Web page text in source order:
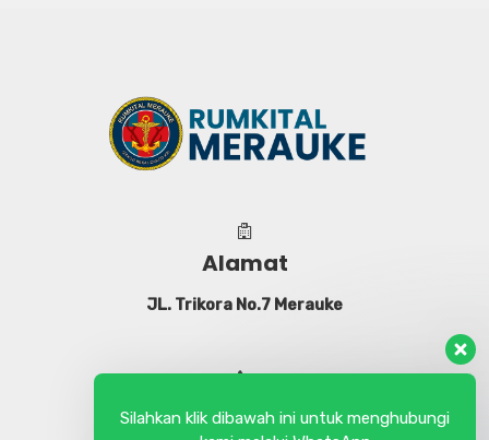
Alamat
JL. Trikora No.7 Merauke
Telephone
Silahkan klik dibawah ini untuk menghubungi